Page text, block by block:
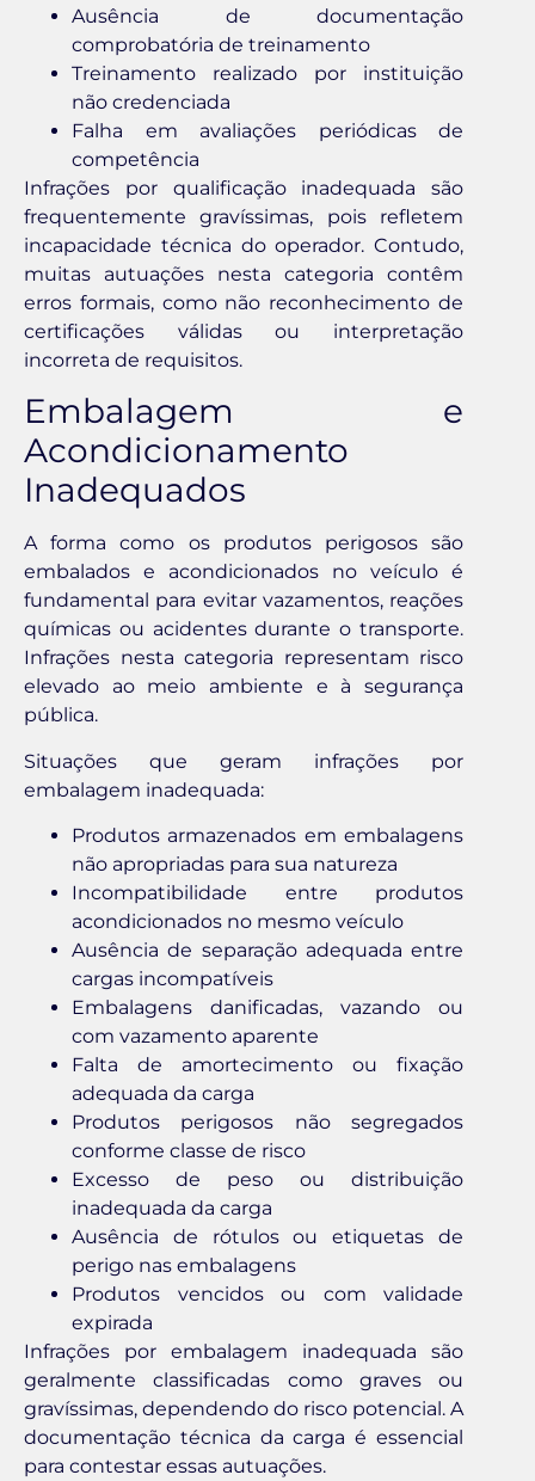
Ausência de documentação
comprobatória de treinamento
Treinamento realizado por instituição
não credenciada
Falha em avaliações periódicas de
competência
Infrações por qualificação inadequada são
frequentemente gravíssimas, pois refletem
incapacidade técnica do operador. Contudo,
muitas autuações nesta categoria contêm
erros formais, como não reconhecimento de
certificações válidas ou interpretação
incorreta de requisitos.
Embalagem e
Acondicionamento
Inadequados
A forma como os produtos perigosos são
embalados e acondicionados no veículo é
fundamental para evitar vazamentos, reações
químicas ou acidentes durante o transporte.
Infrações nesta categoria representam risco
elevado ao meio ambiente e à segurança
pública.
Situações que geram infrações por
embalagem inadequada:
Produtos armazenados em embalagens
não apropriadas para sua natureza
Incompatibilidade entre produtos
acondicionados no mesmo veículo
Ausência de separação adequada entre
cargas incompatíveis
Embalagens danificadas, vazando ou
com vazamento aparente
Falta de amortecimento ou fixação
adequada da carga
Produtos perigosos não segregados
conforme classe de risco
Excesso de peso ou distribuição
inadequada da carga
Ausência de rótulos ou etiquetas de
perigo nas embalagens
Produtos vencidos ou com validade
expirada
Infrações por embalagem inadequada são
geralmente classificadas como graves ou
gravíssimas, dependendo do risco potencial. A
documentação técnica da carga é essencial
para contestar essas autuações.